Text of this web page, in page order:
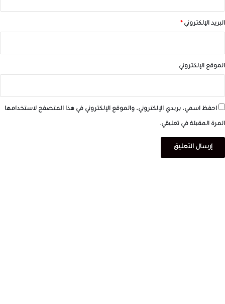
البريد الإلكتروني*
الموقع الإلكتروني
احفظ اسمي، بريدي الإلكتروني، والموقع الإلكتروني في هذا المتصفح لاستخدامها
المرة المقبلة في تعليقي.